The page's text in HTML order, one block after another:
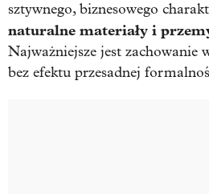
sztywnego, biznesowego
naturalne materiały i
Najważniejsze jest zachowanie
bez efektu przesadnej